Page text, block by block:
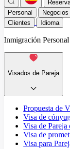
Personal
Negocios
Clientes
Idioma
Inmigración Personal
Visados de Pareja
Propuesta de
Visa de
Visa de Pareja
Visa de
Visa para